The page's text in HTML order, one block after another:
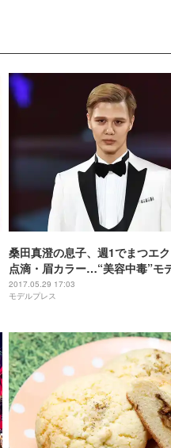
桑田真澄の息子、週1でまつエ
点滴・眉カラー…“美容中毒”モ
Mattの告白に父の反応は？
2017.05.29 17:03
モデルプレス